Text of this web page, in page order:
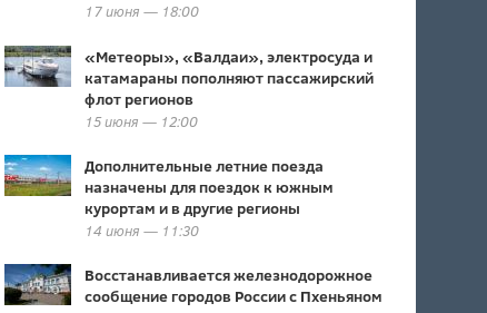
17 июня — 18:00
«Метеоры», «Валдаи», электросуда и
катамараны пополняют пассажирский
флот регионов
15 июня — 12:00
Дополнительные летние поезда
назначены для поездок к южным
курортам и в другие регионы
14 июня — 11:30
Восстанавливается железнодорожное
сообщение городов России с Пхеньяном